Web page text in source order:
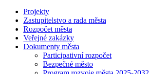
Projekty
Zastupitelstvo a rada města
Rozpočet města
Veřejné zakázky
Dokumenty města
Participativní rozpočet
Bezpečné město